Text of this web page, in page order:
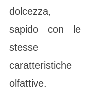
dolcezza,
sapido con le
stesse
caratteristiche
olfattive.